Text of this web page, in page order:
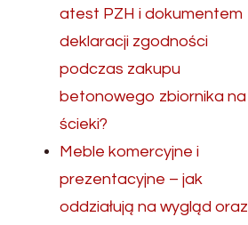
atest PZH i dokumentem
deklaracji zgodności
podczas zakupu
betonowego zbiornika na
ścieki?
Meble komercyjne i
prezentacyjne – jak
oddziałują na wygląd oraz